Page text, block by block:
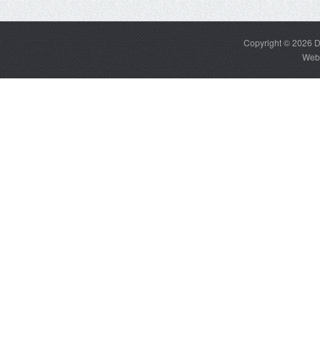
Copyright © 2026